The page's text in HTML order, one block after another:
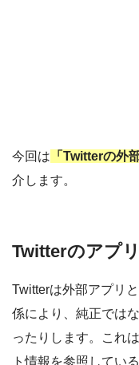
今回は 「Twitterの外
介します。
Twitterのアプ
Twitterは外部アプリ
係により、純正では
ったりします。これ
ト情報を参照してい